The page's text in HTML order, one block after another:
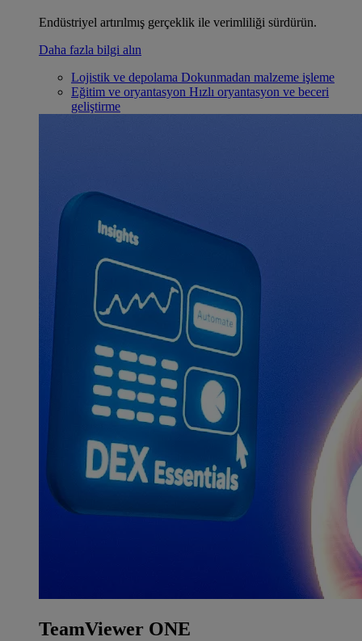
Endüstriyel artırılmış gerçeklik ile verimliliği sürdürün.
Daha fazla bilgi alın
Lojistik ve depolama Dokunmadan malzeme işleme
Eğitim ve oryantasyon Hızlı oryantasyon ve beceri
geliştirme
TeamViewer ONE